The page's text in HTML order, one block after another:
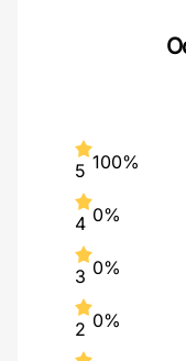
5 100%
4 0%
3 0%
2 0%